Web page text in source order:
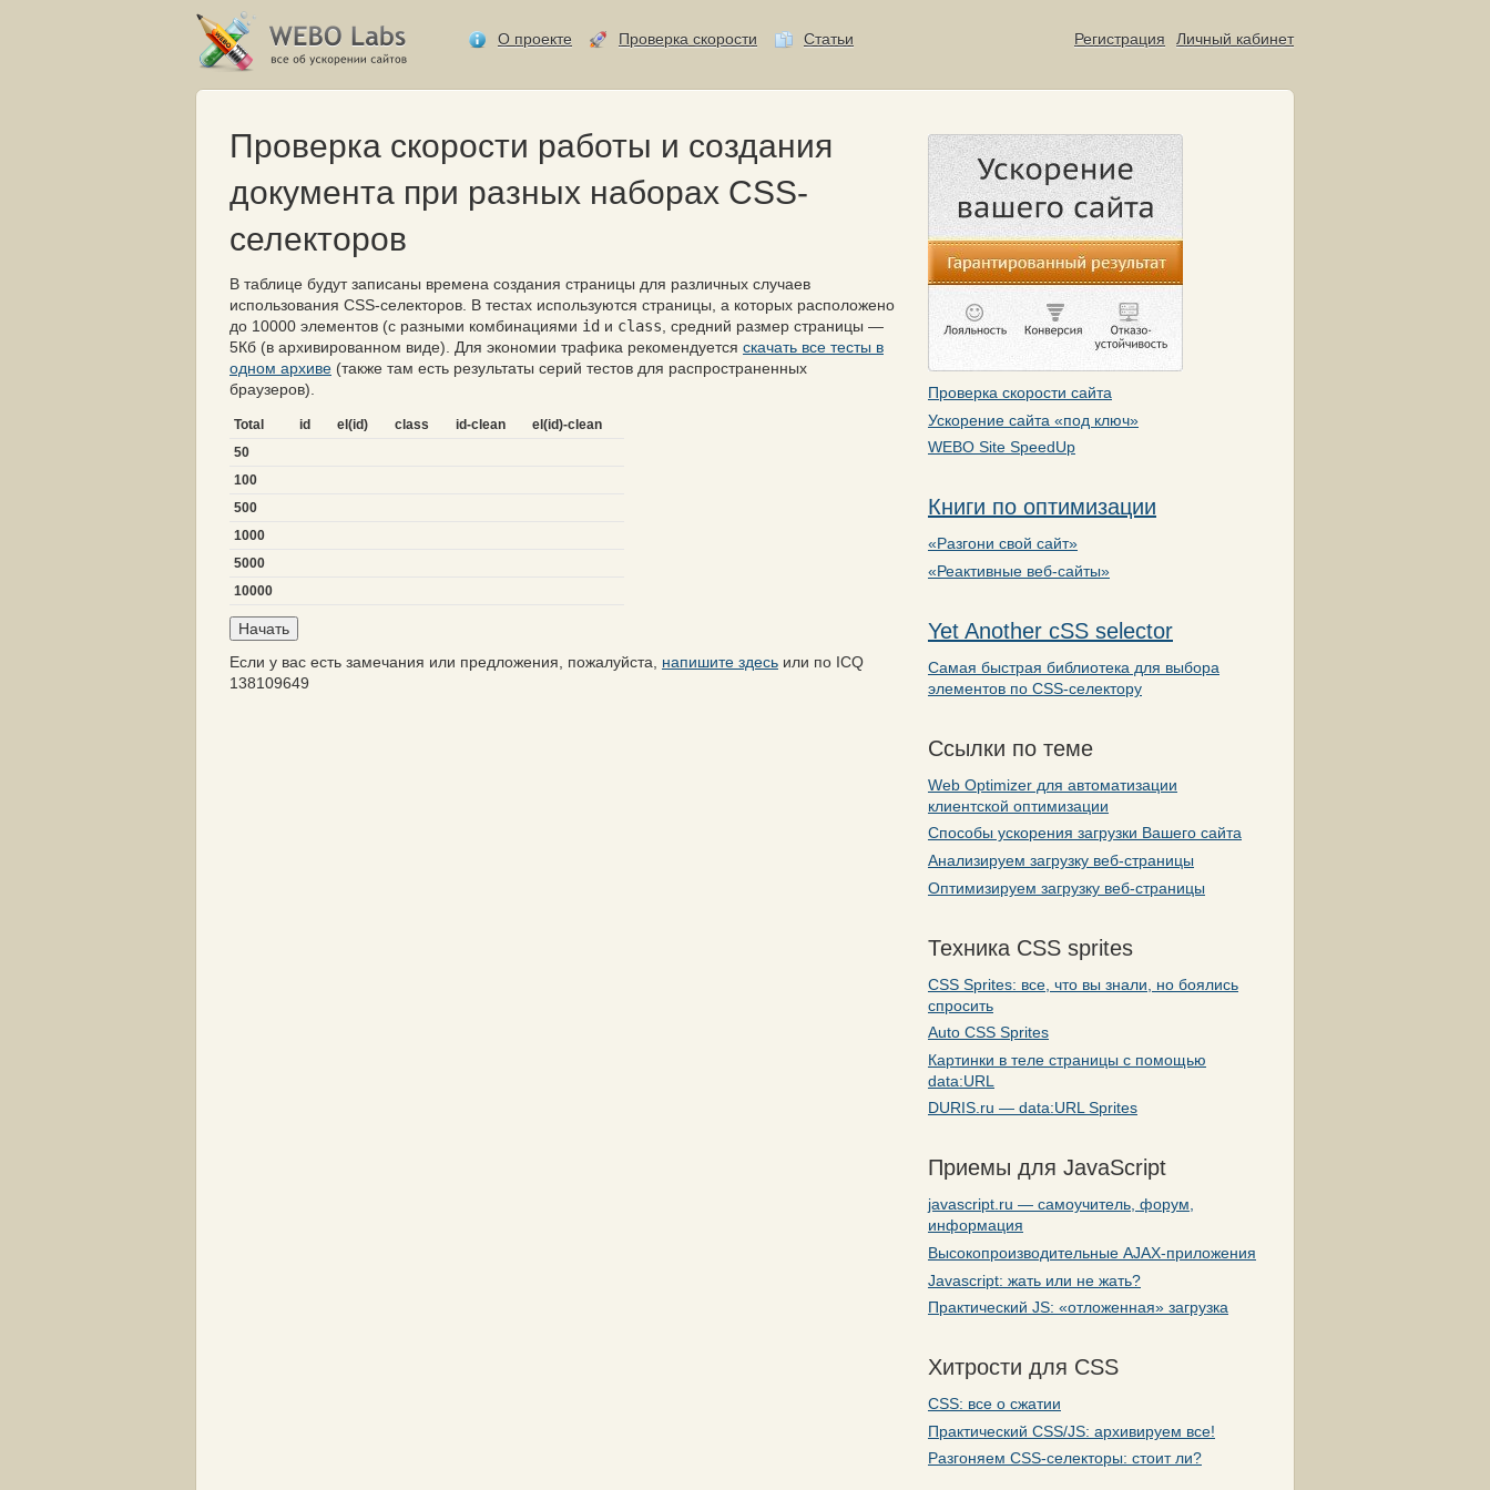
О проекте Проверка скорости Статьи Регистрация Личный кабинет
Проверка скорости сайта
Ускорение сайта «под ключ»
WEBO Site SpeedUp
Книги по оптимизации
«Разгони свой сайт»
«Реактивные веб-сайты»
Yet Another cSS selector
Самая быстрая библиотека для выбора
элементов по CSS-селектору
Ссылки по теме
Web Optimizer для автоматизации
клиентской оптимизации
Способы ускорения загрузки Вашего сайта
Анализируем загрузку веб-страницы
Оптимизируем загрузку веб-страницы
Техника CSS sprites
CSS Sprites: все, что вы знали, но боялись
спросить
Auto CSS Sprites
Картинки в теле страницы с помощью
data:URL
DURIS.ru — data:URL Sprites
Приемы для JavaScript
javascript.ru — самоучитель, форум,
информация
Высокопроизводительные AJAX-приложения
Javascript: жать или не жать?
Практический JS: «отложенная» загрузка
Хитрости для CSS
CSS: все о сжатии
Практический CSS/JS: архивируем все!
Разгоняем CSS-селекторы: стоит ли?
Проверка скорости работы и создания
документа при разных наборах CSS-
селекторов
В таблице будут записаны времена создания страницы для различных случаев
использования CSS-селекторов. В тестах используются страницы, а которых расположено
до 10000 элементов (с разными комбинациями id и class , средний размер страницы —
5Кб (в архивированном виде). Для экономии трафика рекомендуется скачать все тесты в
одном архиве (также там есть результаты серий тестов для распространенных
браузеров).
Total id el(id) class id-clean
el(id)-clean
50
100
500
1000
5000
10000
Если у вас есть замечания или предложения, пожалуйста, напишите здесь или по ICQ
138109649